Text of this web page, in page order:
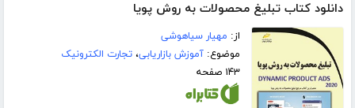
دانلود کتاب تبلیغ محصولات به روش پویا
از: مهیار سیاهوشی
موضوع:آموزش بازاریابی،تجارت الکترونیک
۱۴۳ صفحه